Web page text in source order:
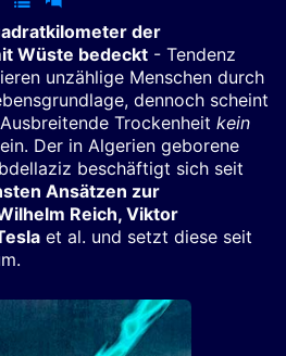
der
Wüste bedeckt - Tendenz
unzählige Menschen durch
dennoch scheint
Trockenheit kein
Der in Algerien geborene
beschäftigt sich seit
Ansätzen zur
Reich, Viktor
et al. und setzt diese seit